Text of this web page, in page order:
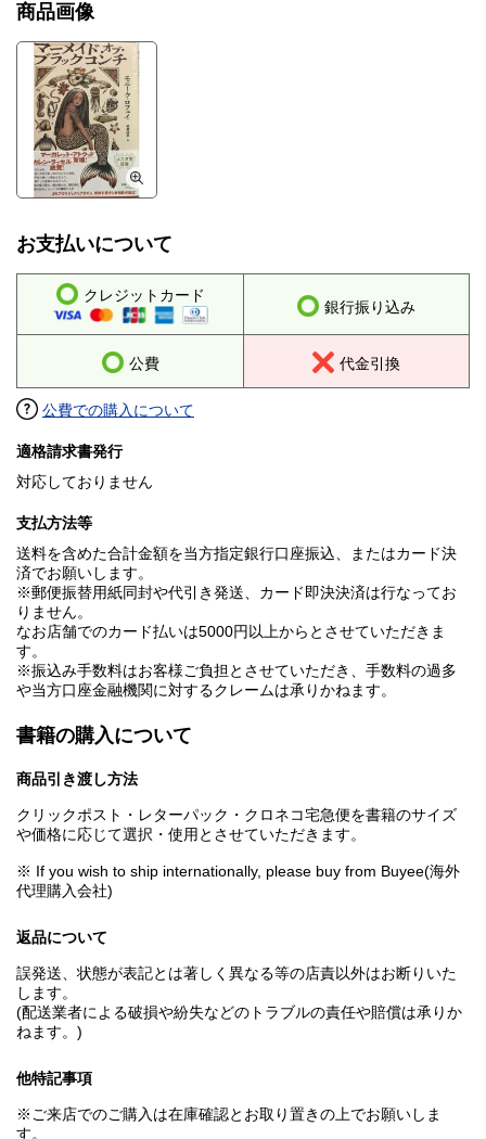
商品画像
お支払いについて
クレジットカード
銀行振り込み
公費 代金引換
公費での購入について
適格請求書発行
対応しておりません
支払方法等
送料を含めた合計金額を当方指定銀行口座振込、またはカード決
済でお願いします。
※郵便振替用紙同封や代引き発送、カード即決決済は行なってお
りません。
なお店舗でのカード払いは5000円以上からとさせていただきま
す。
※振込み手数料はお客様ご負担とさせていただき、手数料の過多
や当方口座金融機関に対するクレームは承りかねます。
書籍の購入について
商品引き渡し方法
クリックポスト・レターパック・クロネコ宅急便を書籍のサイズ
や価格に応じて選択・使用とさせていただきます。
※ If you wish to ship internationally, please buy from Buyee(海外
代理購入会社)
返品について
誤発送、状態が表記とは著しく異なる等の店責以外はお断りいた
します。
(配送業者による破損や紛失などのトラブルの責任や賠償は承りか
ねます。)
他特記事項
※ご来店でのご購入は在庫確認とお取り置きの上でお願いしま
す。